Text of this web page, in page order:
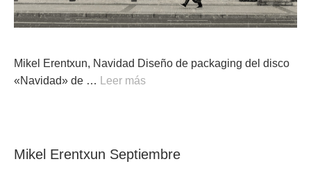
Mikel Erentxun, Navidad Diseño de packaging del disco
«Navidad» de …
Leer más
Mikel Erentxun Septiembre